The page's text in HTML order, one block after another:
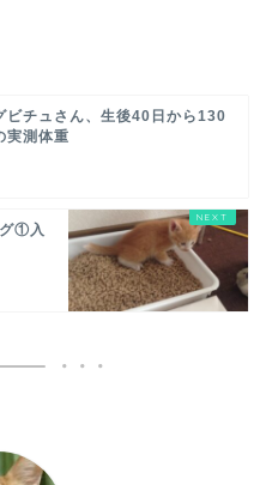
ビチュさん、生後40日から130
実測体重
①入